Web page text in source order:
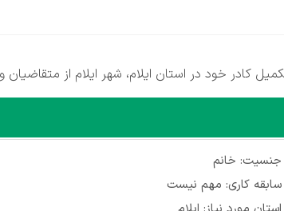
کادر خود در استان ایلام، شهر ایلام از
جنسیت: خانم
سابقه کاری: مهم نیست